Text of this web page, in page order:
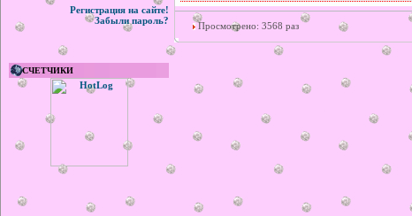
Регистрация на сайте!
Забыли пароль?
СЧЕТЧИКИ
Просмотрено: 3568 раз